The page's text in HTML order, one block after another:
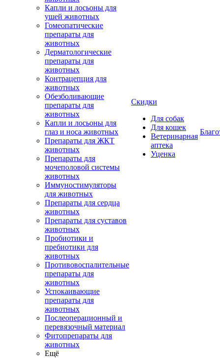
Капли и лосьоны для
ушей животных
Гомеопатические
препараты для
животных
Дерматологические
препараты для
животных
Контрацепция для
животных
Обезболивающие
препараты для
животных
Капли и лосьоны для
глаз и носа животных
Препараты для ЖКТ
животных
Препараты для
мочеполовой системы
животных
Иммуностимуляторы
для животных
Препараты для сердца
животных
Препараты для суставов
животных
Пробиотики и
пребиотики для
животных
Противовоспалительные
препараты для
животных
Успокаивающие
препараты для
животных
Послеоперационный и
перевязочный материал
Фитопрепараты для
животных
Ещё
Скидки
Для собак
Для кошек
Ветеринарная
аптека
Уценка